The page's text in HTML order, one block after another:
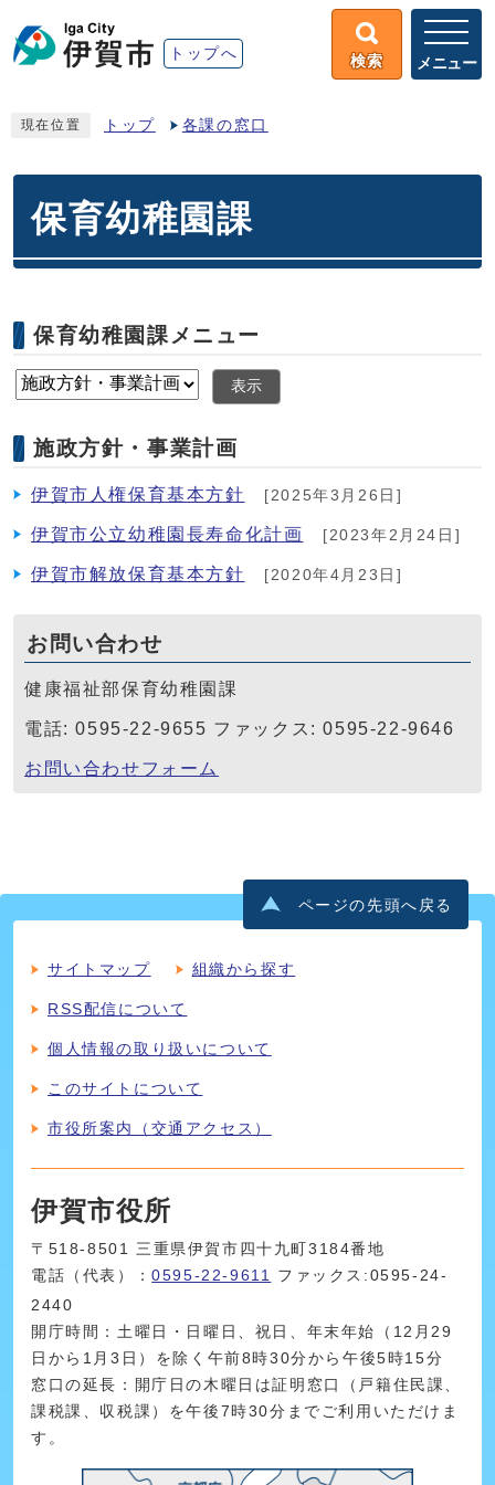
トップへ 検索 メニュー
現在位置 トップ 各課の窓口
保育幼稚園課
保育幼稚園課メニュー
表示
施政方針・事業計画
伊賀市人権保育基本方針 [2025年3月26日]
伊賀市公立幼稚園長寿命化計画 [2023年2月24日]
伊賀市解放保育基本方針 [2020年4月23日]
お問い合わせ
健康福祉部保育幼稚園課
電話: 0595-22-9655 ファックス: 0595-22-9646
お問い合わせフォーム
ページの先頭へ戻る
サイトマップ 組織から探す
RSS配信について
個人情報の取り扱いについて
このサイトについて
市役所案内（交通アクセス）
伊賀市役所
〒518-8501 三重県伊賀市四十九町3184番地
電話（代表）：0595-22-9611
ファックス:0595-24-
2440
開庁時間：土曜日・日曜日、祝日、年末年始（12月29
日から1月3日）を除く午前8時30分から午後5時15分
窓口の延長：開庁日の木曜日は証明窓口（戸籍住民課、
課税課、収税課）を午後7時30分までご利用いただけま
す。